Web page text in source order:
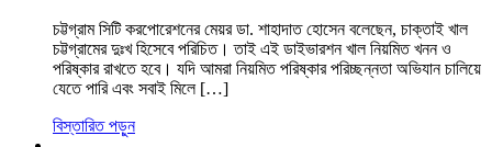
চট্টগ্রাম সিটি করপোরেশনের মেয়র ডা. শাহাদাত হোসেন বলেছেন, চাক্তাই খাল
চট্টগ্রামের দুঃখ হিসেবে পরিচিত। তাই এই ডাইভারশন খাল নিয়মিত খনন ও
পরিষ্কার রাখতে হবে। যদি আমরা নিয়মিত পরিষ্কার পরিচ্ছন্নতা অভিযান চালিয়ে
যেতে পারি এবং সবাই মিলে […]
বিস্তারিত পড়ুন